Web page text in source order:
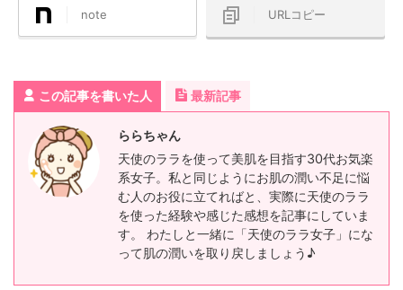
note URLコピー
この記事を書いた人 最新記事
ららちゃん
天使のララを使って美肌を目指す30代お気楽
系女子。私と同じようにお肌の潤い不足に悩
む人のお役に立てればと、実際に天使のララ
を使った経験や感じた感想を記事にしていま
す。 わたしと一緒に「天使のララ女子」にな
って肌の潤いを取り戻しましょう♪